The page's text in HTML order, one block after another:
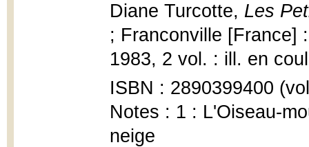
Diane Turcotte, Les
; Franconville [France]
1983, 2 vol. : ill. en
ISBN : 2890399400
Notes : 1 : L'Oiseau-
neige